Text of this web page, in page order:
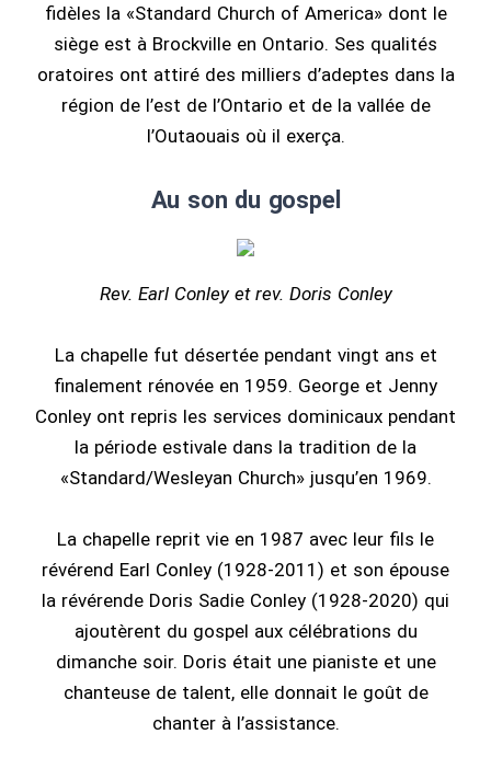
fidèles la «Standard Church of America» dont le
siège est à Brockville en Ontario. Ses qualités
oratoires ont attiré des milliers d’adeptes dans la
région de l’est de l’Ontario et de la vallée de
l’Outaouais où il exerça.
Au son du gospel
Rev. Earl Conley et rev. Doris Conley
La chapelle fut désertée pendant vingt ans et
finalement rénovée en 1959. George et Jenny
Conley ont repris les services dominicaux pendant
la période estivale dans la tradition de la
«Standard/Wesleyan Church» jusqu’en 1969.
La chapelle reprit vie en 1987 avec leur fils le
révérend Earl Conley (1928-2011) et son épouse
la révérende Doris Sadie Conley (1928-2020) qui
ajoutèrent du gospel aux célébrations du
dimanche soir. Doris était une pianiste et une
chanteuse de talent, elle donnait le goût de
chanter à l’assistance.